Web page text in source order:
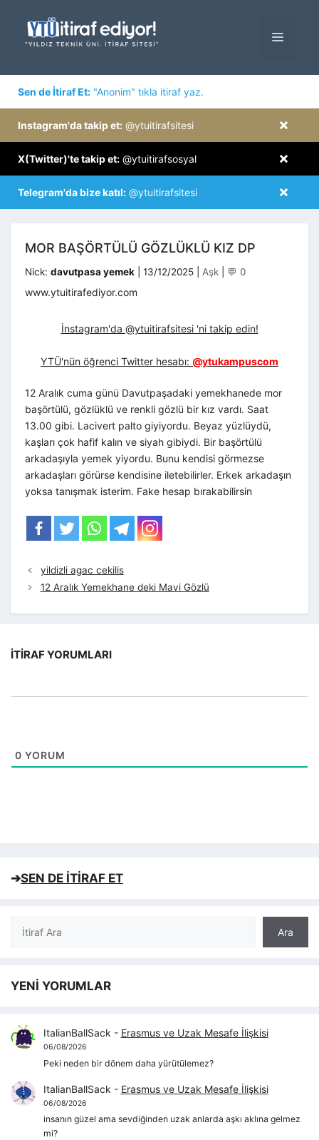
MENÜ
Sen de İtiraf Et: "Anonim" tıkla itiraf yaz.
×
Instagram'da takip et: @ytuitirafsitesi
×
X(Twitter)'te takip et: @ytuitirafsosyal
×
Telegram'da bize katıl: @ytuitirafsitesi
MOR BAŞÖRTÜLÜ GÖZLÜKLÜ KIZ DP
Nick: davutpasa yemek 13/12/2025 Kategoriler
Aşk 💬 0
www.ytuitirafediyor.com
İnstagram'da @ytuitirafsitesi 'ni takip edin!
YTÜ'nün öğrenci Twitter hesabı: @ytukampuscom
12 Aralık cuma günü Davutpaşadaki yemekhanede mor
başörtülü, gözlüklü ve renkli gözlü bir kız vardı. Saat
13.00 gibi. Lacivert palto giyiyordu. Beyaz yüzlüydü,
kaşları çok hafif kalın ve siyah gibiydi. Bir başörtülü
arkadaşıyla yemek yiyordu. Bunu kendisi görmezse
arkadaşları görürse kendisine iletebilirler. Erkek arkadaşın
yoksa tanışmak isterim. Fake hesap bırakabilirsin
yildizli agac cekilis
12 Aralık Yemekhane deki Mavi Gözlü
İTIRAF YORUMLARI
0 YORUM
➔SEN DE İTİRAF ET
Ara
Ara
YENİ YORUMLAR
ItalianBallSack - Erasmus ve Uzak Mesafe İlişkisi
06/08/2026
Peki neden bir dönem daha yürütülemez?
ItalianBallSack - Erasmus ve Uzak Mesafe İlişkisi
06/08/2026
insanın güzel ama sevdiğinden uzak anlarda aşkı aklına gelmez
mi?